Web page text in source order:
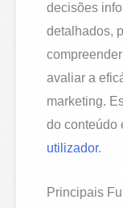
decisões
detalhados,
avaliar a
marketing.
do conteúdo
utilizador.
Principais